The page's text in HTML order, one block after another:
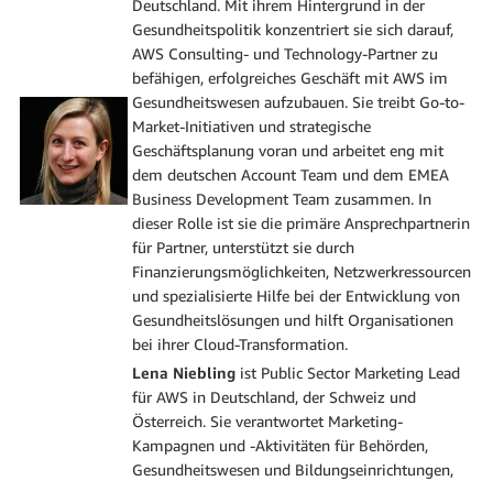
Deutschland. Mit ihrem Hintergrund in der
Gesundheitspolitik konzentriert sie sich darauf,
AWS Consulting- und Technology-Partner zu
befähigen, erfolgreiches Geschäft mit AWS im
Gesundheitswesen aufzubauen. Sie treibt Go-to-
Market-Initiativen und strategische
Geschäftsplanung voran und arbeitet eng mit
dem deutschen Account Team und dem EMEA
Business Development Team zusammen. In
dieser Rolle ist sie die primäre Ansprechpartnerin
für Partner, unterstützt sie durch
Finanzierungsmöglichkeiten, Netzwerkressourcen
und spezialisierte Hilfe bei der Entwicklung von
Gesundheitslösungen und hilft Organisationen
bei ihrer Cloud-Transformation.
Lena Niebling ist Public Sector Marketing Lead
für AWS in Deutschland, der Schweiz und
Österreich. Sie verantwortet Marketing-
Kampagnen und -Aktivitäten für Behörden,
Gesundheitswesen und Bildungseinrichtungen,